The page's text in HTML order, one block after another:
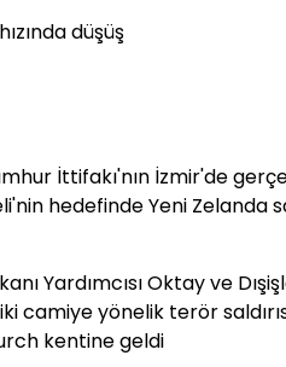
düşüş
İttifakı'nın İzmir'de
hedefinde Yeni Zelanda
Yardımcısı Oktay ve
camiye yönelik terör
kentine geldi